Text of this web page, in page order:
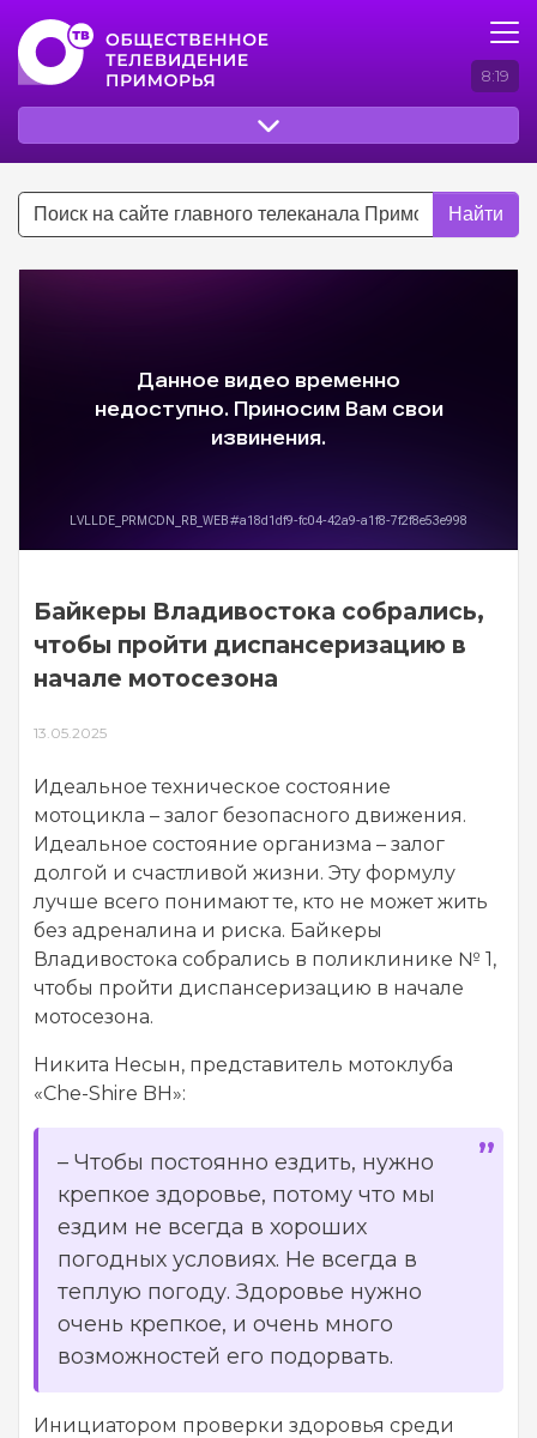
8:19
Найти
Байкеры Владивостока собрались,
чтобы пройти диспансеризацию в
начале мотосезона
13.05.2025
Идеальное техническое состояние
мотоцикла – залог безопасного движения.
Идеальное состояние организма – залог
долгой и счастливой жизни. Эту формулу
лучше всего понимают те, кто не может жить
без адреналина и риска. Байкеры
Владивостока собрались в поликлинике № 1,
чтобы пройти диспансеризацию в начале
мотосезона.
Никита Несын, представитель мотоклуба
«Che-Shire BH»:
– Чтобы постоянно ездить, нужно
крепкое здоровье, потому что мы
ездим не всегда в хороших
погодных условиях. Не всегда в
теплую погоду. Здоровье нужно
очень крепкое, и очень много
возможностей его подорвать.
Инициатором проверки здоровья среди